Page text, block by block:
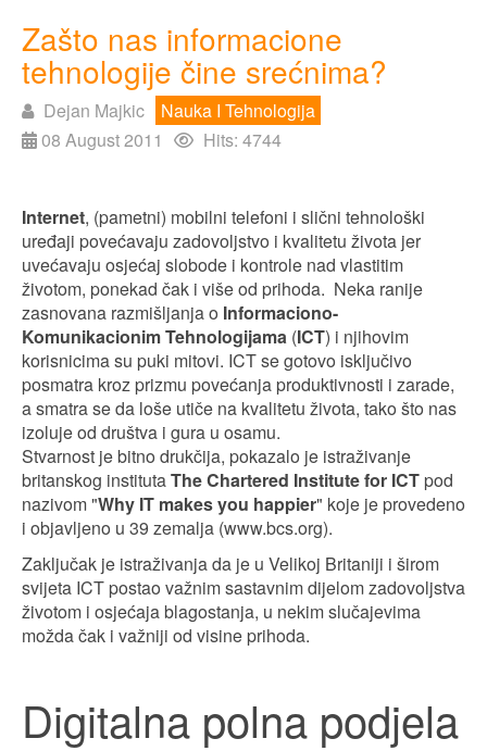
Zašto nas informacione
tehnologije čine srećnima?
Dejan Majkic
Nauka I Tehnologija
08 August 2011
Hits: 4744
Internet, (pametni) mobilni telefoni i slični tehnološki
uređaji povećavaju zadovoljstvo i kvalitetu života jer
uvećavaju osjećaj slobode i kontrole nad vlastitim
životom, ponekad čak i više od prihoda. Neka ranije
zasnovana razmišljanja o Informaciono-
Komunikacionim Tehnologijama (ICT) i njihovim
korisnicima su puki mitovi. ICT se gotovo isključivo
posmatra kroz prizmu povećanja produktivnosti i zarade,
a smatra se da loše utiče na kvalitetu života, tako što nas
izoluje od društva i gura u osamu.
Stvarnost je bitno drukčija, pokazalo je istraživanje
britanskog institutaThe Chartered Institute for ICT pod
nazivom "Why IT makes you happier" koje je provedeno
i objavljeno u 39 zemalja (www.bcs.org).
Zaključak je istraživanja da je u Velikoj Britaniji i širom
svijeta ICT postao važnim sastavnim dijelom zadovoljstva
životom i osjećaja blagostanja, u nekim slučajevima
možda čak i važniji od visine prihoda.
Digitalna polna podjela